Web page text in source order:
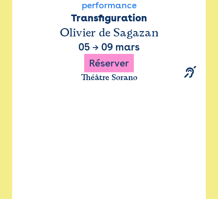
performance
Transfiguration
Olivier de Sagazan
05 → 09 mars
Réserver
Théâtre Sorano